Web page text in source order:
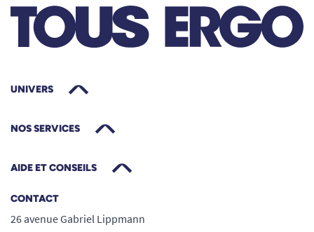
UNIVERS
NOS SERVICES
AIDE ET CONSEILS
CONTACT
26 avenue Gabriel Lippmann